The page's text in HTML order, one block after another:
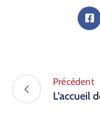
Précédent
L’accueil